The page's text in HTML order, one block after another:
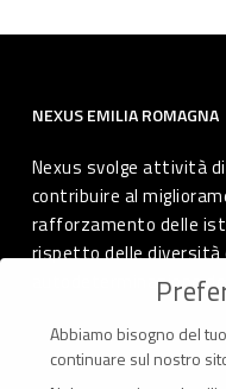
NEXUS EMILIA ROMAGNA
Nexus svolge attività
contribuire al
rafforzamento delle
rispetto delle diversità
autodeterminazione
Abbiamo bisogno del
continuare sul nostro